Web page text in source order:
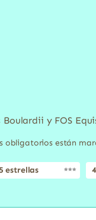
y FOS
obligatorios están
estrellas